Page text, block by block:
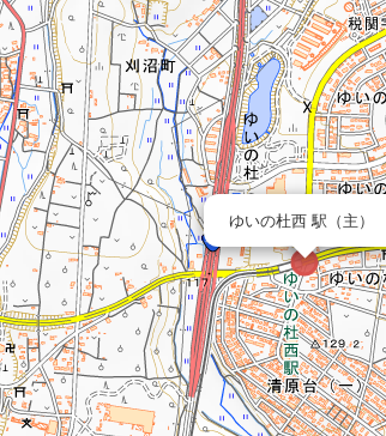
ゆいの杜西 駅（主）